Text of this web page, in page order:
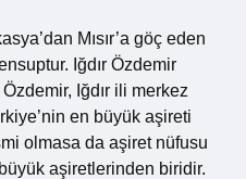
Mısır’a göç eden
Iğdır Özdemir
Iğdır ili merkez
en büyük aşireti
olmasa da aşiret nüfusu
aşiretlerinden biridir.